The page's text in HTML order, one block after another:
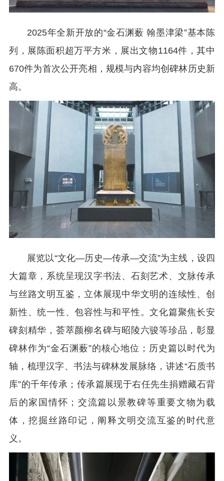
2025年全新开放的“金石渊薮 翰墨津梁”基本陈
列，展陈面积超万平方米，展出文物1164件，其中
670件为首次公开亮相，规模与内容均创碑林历史新
高。
展览以“文化—历史—传承—交流”为主线，设四
大篇章，系统呈现汉字书法、石刻艺术、文脉传承
与丝路文明互鉴，立体展现中华文明的连续性、创
新性、统一性、包容性与和平性。文化篇聚焦长安
碑刻精华，荟萃颜柳名碑与昭陵六骏等珍品，彰显
碑林作为“金石渊薮”的核心地位；历史篇以时代为
轴，梳理汉字、书法与碑林发展脉络，讲述“石质书
库”的千年传承；传承篇展现于右任先生捐赠藏石背
后的家国情怀；交流篇以景教碑等重要文物为载
体，挖掘丝路印记，阐释文明交流互鉴的时代意
义。